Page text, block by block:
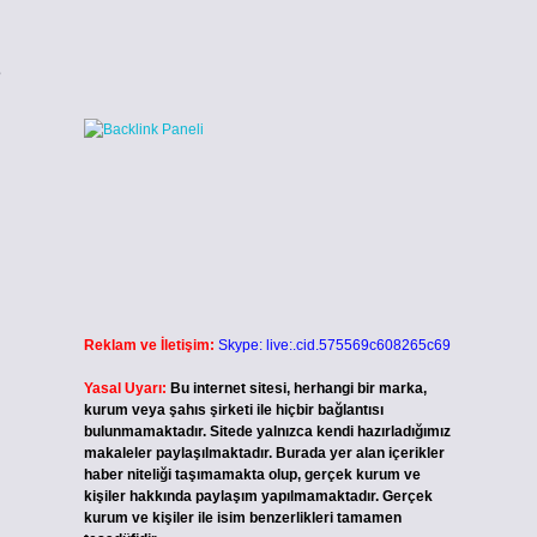
Reklam ve İletişim: Skype: live:.cid.575569c608265c69
Yasal Uyarı: Bu internet sitesi, herhangi bir marka,
kurum veya şahıs şirketi ile hiçbir bağlantısı
bulunmamaktadır. Sitede yalnızca kendi hazırladığımız
makaleler paylaşılmaktadır. Burada yer alan içerikler
haber niteliği taşımamakta olup, gerçek kurum ve
kişiler hakkında paylaşım yapılmamaktadır. Gerçek
kurum ve kişiler ile isim benzerlikleri tamamen